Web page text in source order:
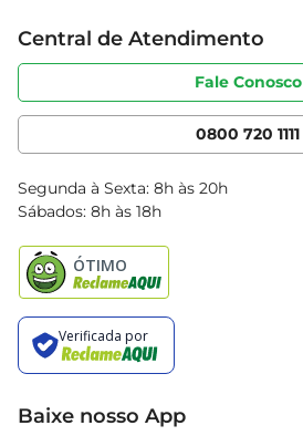
Sobre privacidade
Portal do fornecedor
Cencosud Media
Produtos Bretas
Código de ética
Serviços
Clube Bretas
Blog Bretas
Black Friday
Central de Atendimento
Fale Conosco
0800 720 1111
Segunda à Sexta: 8h às 20h
Sábados: 8h às 18h
Baixe nosso App